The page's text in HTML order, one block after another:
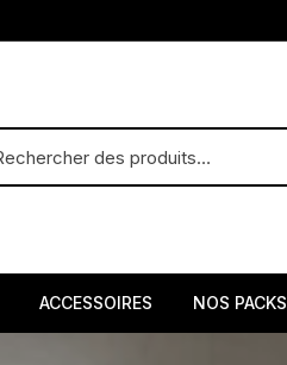
ACCESSOIRES NOS PACKS